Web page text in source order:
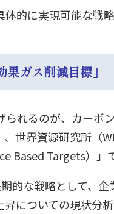
的に実現可能な戦
ガス削減目標」
れるのが、カーボ
世界資源研究所（
Based Targets）」
的な戦略として、
についての現状分析